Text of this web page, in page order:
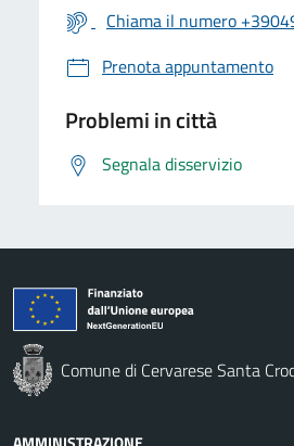
Chiama il numero
Prenota appuntamento
Problemi in città
Segnala disservizio
Comune di Cervarese Santa